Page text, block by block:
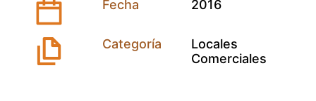
Fecha 2016
Categoría
Locales
Comerciales